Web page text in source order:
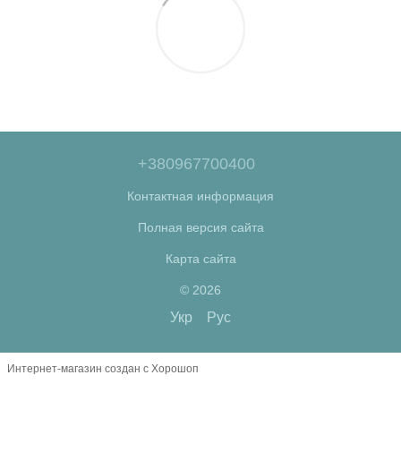
+380967700400
Контактная информация
Полная версия сайта
Карта сайта
© 2026
Укр Рус
Интернет-магазин создан с Хорошоп